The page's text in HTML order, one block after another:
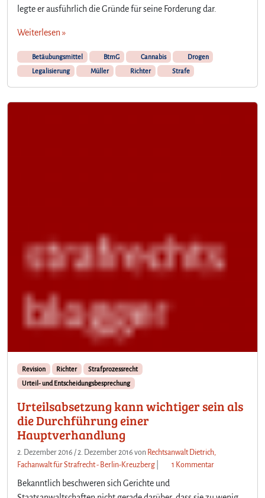
legte er ausführlich die Gründe für seine Forderung dar.
Weiterlesen »
Betäubungsmittel BtmG Cannabis
Drogen
Legalisierung
Müller Richter Strafe
Revision Richter
Strafprozessrecht
Urteil- und Entscheidungsbesprechung
Urteilsabsetzung kann wichtiger sein als
die Durchführung einer
Hauptverhandlung
2. Dezember 2016 /2. Dezember 2016 von Rechtsanwalt Dietrich,
Fachanwalt für Strafrecht - Berlin-Kreuzberg
1 Kommentarz
Bekanntlich beschweren sich Gerichte und